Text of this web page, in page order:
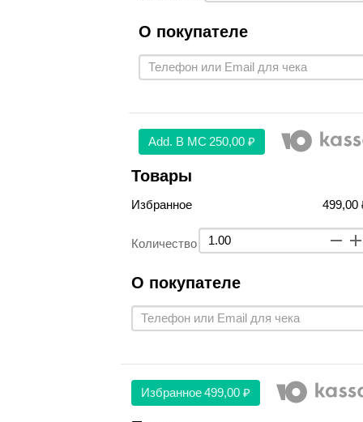
О покупателе
Аdd. В МС 250,00 ₽
Товары
Избранное 499,00
Количество
О покупателе
Избранное 499,00 ₽